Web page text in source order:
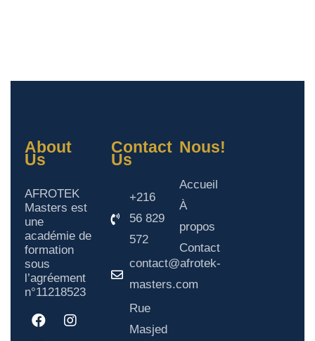
About
Us
AFROTEK
Masters est
une
académie de
formation
sous
l’agréement
n°11218523
Contact
Us
+216
56 829
572
contact@afrotek-
masters.com
Rue
Masjed
Nous!
Accueil
À
propos
Contact